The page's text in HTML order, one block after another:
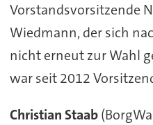
Vorstandsvorsitzende
Wiedmann, der sich
nicht erneut zur Wahl
war seit 2012
Christian Staab